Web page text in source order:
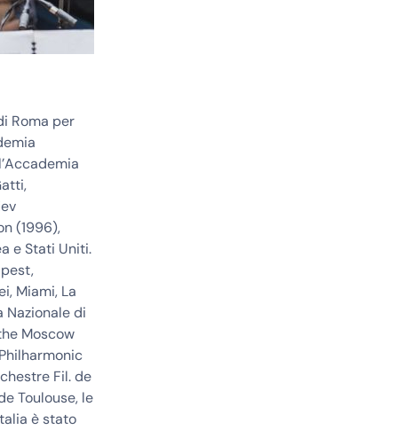
Roma per
(1996),
e Stati Uniti.
Miami, La
Nazionale di
Moscow
Fil. de
Toulouse, le
è stato